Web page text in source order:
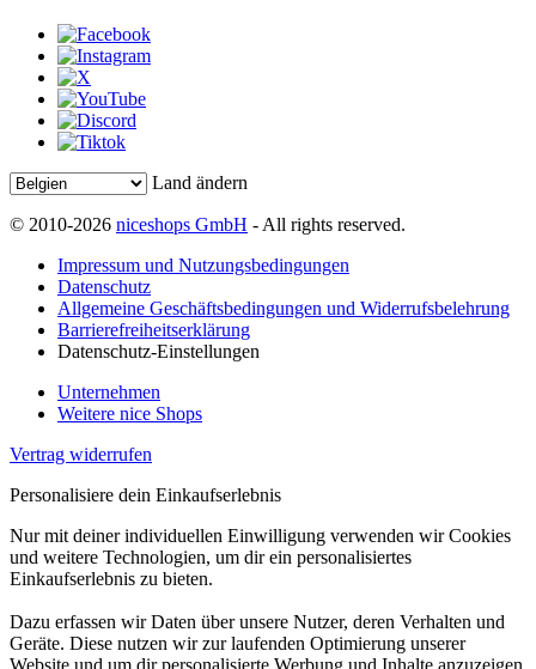
Land ändern
© 2010-2026 niceshops GmbH - All rights reserved.
Impressum und Nutzungsbedingungen
Datenschutz
Allgemeine Geschäftsbedingungen und Widerrufsbelehrung
Barrierefreiheitserklärung
Datenschutz-Einstellungen
Unternehmen
Weitere nice Shops
Vertrag widerrufen
Personalisiere dein Einkaufserlebnis
Nur mit deiner individuellen Einwilligung verwenden wir Cookies
und weitere Technologien, um dir ein personalisiertes
Einkaufserlebnis zu bieten.
Dazu erfassen wir Daten über unsere Nutzer, deren Verhalten und
Geräte. Diese nutzen wir zur laufenden Optimierung unserer